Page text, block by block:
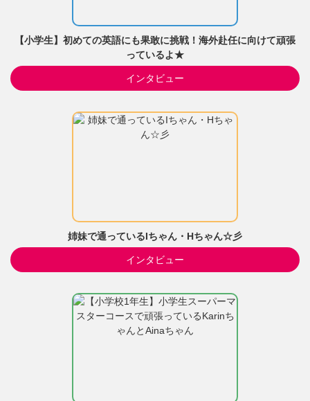
【小学生】初めての英語にも果敢に挑戦！海外赴任に向けて頑張
っているよ★
インタビュー
姉妹で通っているIちゃん・Hちゃん☆彡
インタビュー